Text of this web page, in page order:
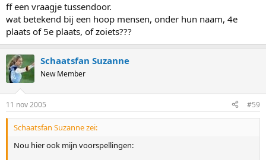
ff een vraagje tussendoor.
wat betekend bij een hoop mensen, onder hun naam, 4e
plaats of 5e plaats, of zoiets???
Schaatsfan Suzanne
New Member
11 nov 2005 #59
Schaatsfan Suzanne zei:
Nou hier ook mijn voorspellingen: